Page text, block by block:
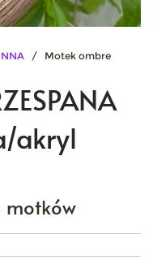
/ Motek ombre
akryl
motków